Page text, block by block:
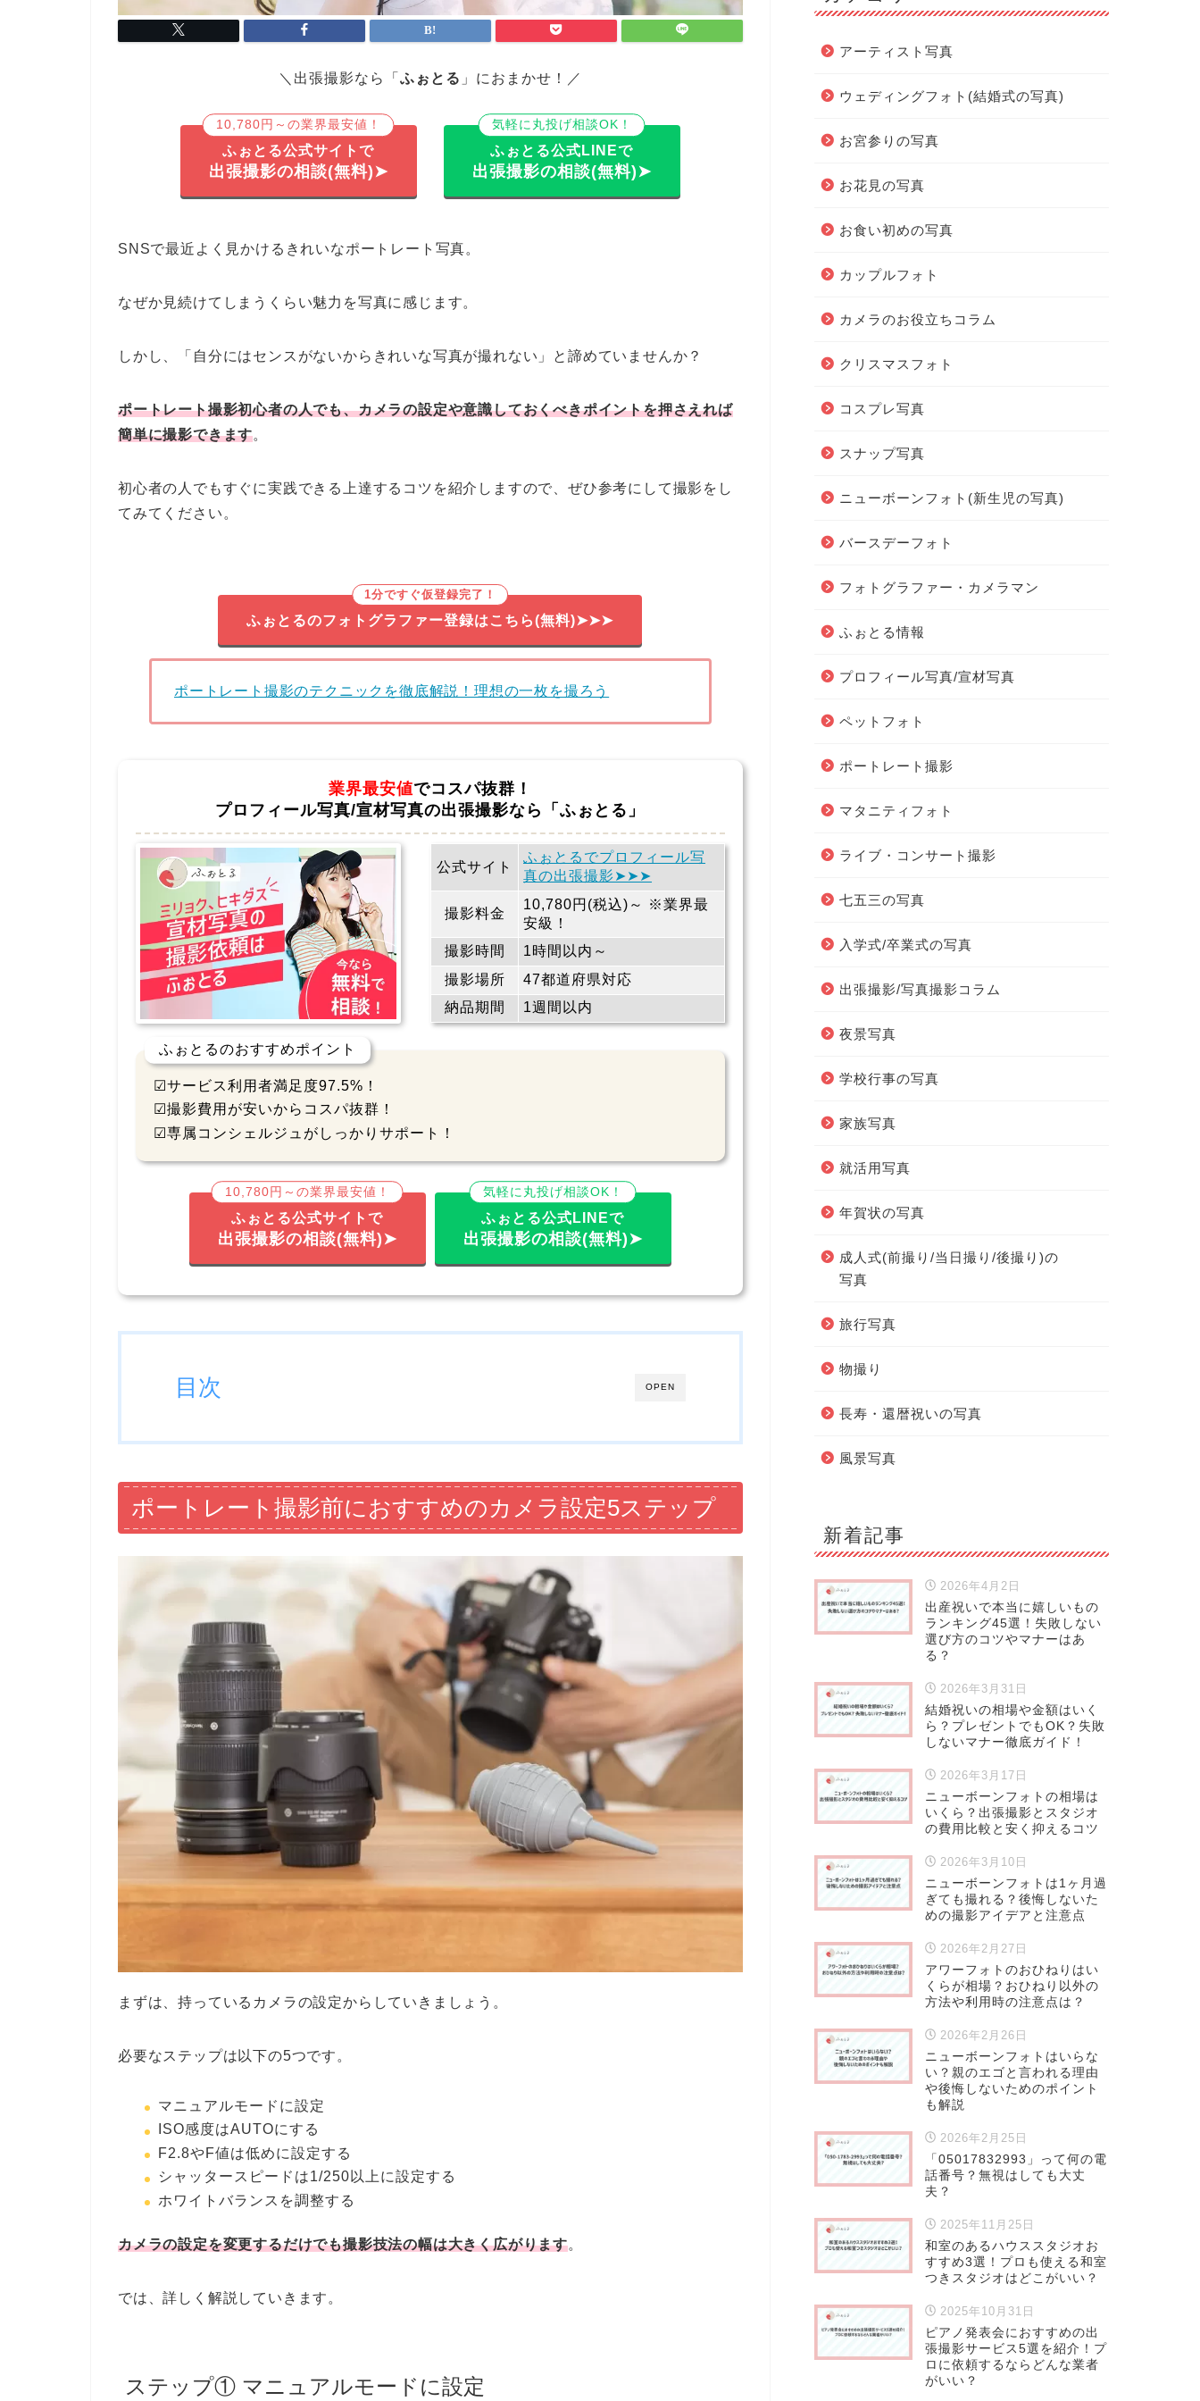
＼出張撮影なら「 ふぉとる 」におまかせ！／
10,780円～の業界最安値！
ふぉとる公式サイトで
出張撮影の相談(無料)➤
気軽に丸投げ相談OK！
ふぉとる公式LINEで
出張撮影の相談(無料)➤
SNSで最近よく見かけるきれいなポートレート写真。
なぜか見続けてしまうくらい魅力を写真に感じます。
しかし、「自分にはセンスがないからきれいな写真が撮れない」と諦めていませんか？
ポートレート撮影初心者の人でも、カメラの設定や意識しておくべきポイントを押さえれば
簡単に撮影できます。
初心者の人でもすぐに実践できる上達するコツを紹介しますので、ぜひ参考にして撮影をし
てみてください。
1分ですぐ仮登録完了！
ふぉとるのフォトグラファー登録はこちら(無料)➤➤➤
ポートレート撮影のテクニックを徹底解説！理想の一枚を撮ろう
業界最安値でコスパ抜群！
プロフィール写真/宣材写真の出張撮影なら「ふぉとる」
公式サイト
ふぉとるでプロフィール写
真の出張撮影➤➤➤
撮影料金
10,780円(税込)～ ※業界最
安級！
撮影時間
1時間以内～
撮影場所
47都道府県対応
納品期間
1週間以内
ふぉとるのおすすめポイント
☑サービス利用者満足度97.5%！
☑撮影費用が安いからコスパ抜群！
☑専属コンシェルジュがしっかりサポート！
10,780円～の業界最安値！
ふぉとる公式サイトで
出張撮影の相談(無料)➤
気軽に丸投げ相談OK！
ふぉとる公式LINEで
出張撮影の相談(無料)➤
OPEN
目次
ポートレート撮影前におすすめのカメラ設定5ステップ
まずは、持っているカメラの設定からしていきましょう。
必要なステップは以下の5つです。
マニュアルモードに設定
ISO感度はAUTOにする
F2.8やF値は低めに設定する
シャッタースピードは1/250以上に設定する
ホワイトバランスを調整する
カメラの設定を変更するだけでも撮影技法の幅は大きく広がります。
では、詳しく解説していきます。
ステップ① マニュアルモードに設定
アーティスト写真
ウェディングフォト(結婚式の写真)
お宮参りの写真
お花見の写真
お食い初めの写真
カップルフォト
カメラのお役立ちコラム
クリスマスフォト
コスプレ写真
スナップ写真
ニューボーンフォト(新生児の写真)
バースデーフォト
フォトグラファー・カメラマン
ふぉとる情報
プロフィール写真/宣材写真
ペットフォト
ポートレート撮影
マタニティフォト
ライブ・コンサート撮影
七五三の写真
入学式/卒業式の写真
出張撮影/写真撮影コラム
夜景写真
学校行事の写真
家族写真
就活用写真
年賀状の写真
成人式(前撮り/当日撮り/後撮り)の
写真
旅行写真
物撮り
長寿・還暦祝いの写真
風景写真
新着記事
2026年4月2日
出産祝いで本当に嬉しいもの
ランキング45選！失敗しない
選び方のコツやマナーはあ
る？
2026年3月31日
結婚祝いの相場や金額はいく
ら？プレゼントでもOK？失敗
しないマナー徹底ガイド！
2026年3月17日
ニューボーンフォトの相場は
いくら？出張撮影とスタジオ
の費用比較と安く抑えるコツ
2026年3月10日
ニューボーンフォトは1ヶ月過
ぎても撮れる？後悔しないた
めの撮影アイデアと注意点
2026年2月27日
アワーフォトのおひねりはい
くらが相場？おひねり以外の
方法や利用時の注意点は？
2026年2月26日
ニューボーンフォトはいらな
い？親のエゴと言われる理由
や後悔しないためのポイント
も解説
2026年2月25日
「05017832993」って何の電
話番号？無視はしても大丈
夫？
2025年11月25日
和室のあるハウススタジオお
すすめ3選！プロも使える和室
つきスタジオはどこがいい？
2025年10月31日
ピアノ発表会におすすめの出
張撮影サービス5選を紹介！プ
ロに依頼するならどんな業者
がいい？